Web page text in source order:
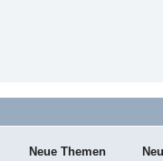
Neue Themen